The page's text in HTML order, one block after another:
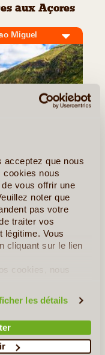
acceptez que nous
cookies nous
vous offrir une
noter que
pas votre
traiter vos
légitime. Vous
cliquant sur le lien
cookies, nous
les détails
aux Açores
Miguel
île des Açores avec
et abrite la moitié de
verte aux vallées,
en privé